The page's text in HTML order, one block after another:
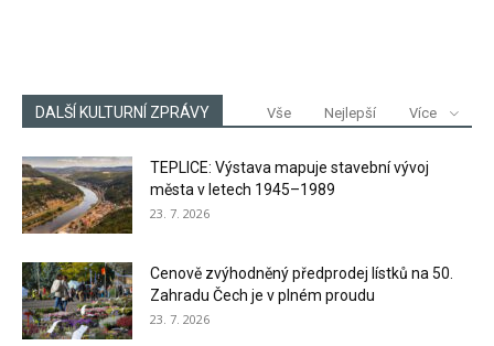
DALŠÍ KULTURNÍ ZPRÁVY Vše Nejlepší Více
TEPLICE: Výstava mapuje stavební vývoj
města v letech 1945–1989
23. 7. 2026
Cenově zvýhodněný předprodej lístků na 50.
Zahradu Čech je v plném proudu
23. 7. 2026